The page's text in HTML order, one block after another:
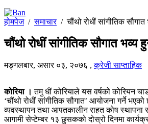
होमपेज/समाचार/चौंथो रोधीं सांगीतिक
चौंथो रोधीं सांगीतिक सौगात भव्य
मङ्गलबार, असार ०३, २०७६ ,क्रेजी साप्ताहिक
कोरिया । तमु धीं कोरियाले यस वर्षको कोरियन
‘चौंथो रोधीं सांगीतिक सौगात’ आयोजना गर्ने
व्यवस्थापन तथा आपतकालीन राहत कोष स्थापना
आगामी सेप्टेम्बर १३ छुसकको दोस्रो दिनमा